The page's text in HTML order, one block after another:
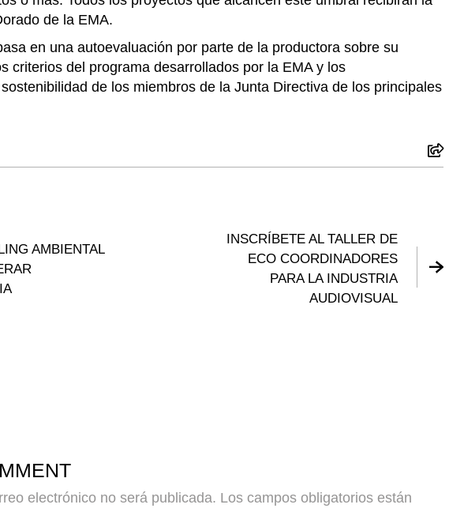
de la EMA.
en una autoevaluación por parte de la productora sobre su
criterios del programa desarrollados por la EMA y los
de los miembros de la Junta Directiva de los principales
AMBIENTAL
INSCRÍBETE AL TALLER DE
ECO COORDINADORES
PARA LA INDUSTRIA
AUDIOVISUAL
electrónico no será publicada. Los campos obligatorios están